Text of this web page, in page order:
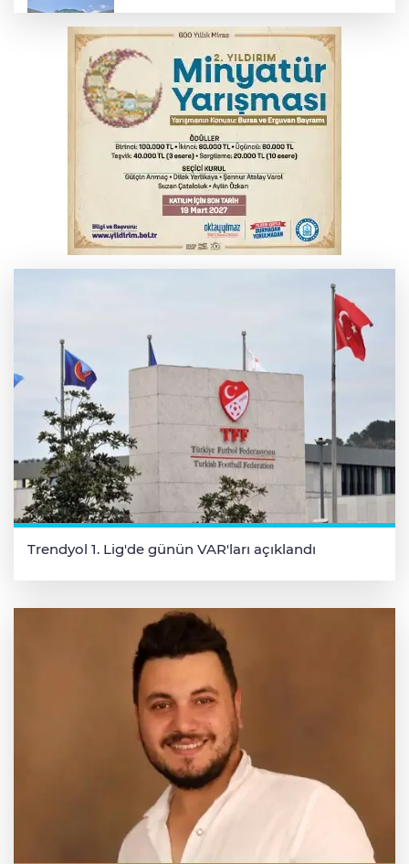
geleceğe taşınacak
İznik Gölü kıyısında 70 milyon yıllık fosil
bulundu
Tarihi eser kaçakçısı Bursa'da sert kayaya
çarptı
THY temmuzda yolcu rekoru kırdı
Trendyol 1. Lig'de günün VAR'ları açıklandı